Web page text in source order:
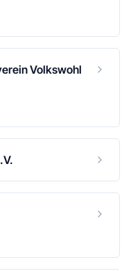
Volkswohl